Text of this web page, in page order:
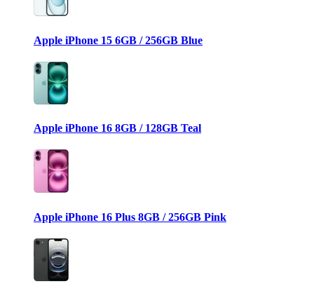
Apple iPhone 15 6GB / 256GB Blue
Apple iPhone 16 8GB / 128GB Teal
Apple iPhone 16 Plus 8GB / 256GB Pink